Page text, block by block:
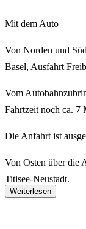
Mit dem Auto
Von Norden und
Basel, Ausfahrt
Vom
Fahrtzeit noch ca. 7
Die Anfahrt ist
Von Osten über die
Titisee-Neustadt.
Weiterlesen